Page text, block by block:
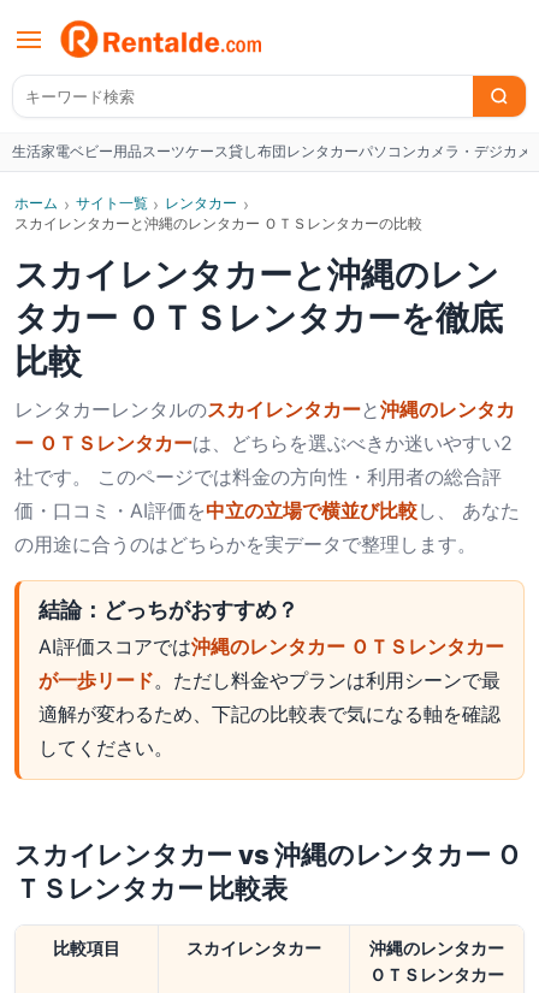
生活家電ベビー用品スーツケース貸し布団レンタカーパソコンカメラ・デジカメ
ホーム › サイト一覧 › レンタカー ›
スカイレンタカーと沖縄のレンタカー ＯＴＳレンタカーの比較
スカイレンタカーと沖縄のレン
タカー ＯＴＳレンタカーを徹底
比較
レンタカーレンタルのスカイレンタカーと沖縄のレンタカ
ー ＯＴＳレンタカーは、どちらを選ぶべきか迷いやすい2
社です。 このページでは料金の方向性・利用者の総合評
価・口コミ・AI評価を中立の立場で横並び比較し、 あなた
の用途に合うのはどちらかを実データで整理します。
結論：どっちがおすすめ？
AI評価スコアでは沖縄のレンタカー ＯＴＳレンタカー
が一歩リード。ただし料金やプランは利用シーンで最
適解が変わるため、下記の比較表で気になる軸を確認
してください。
スカイレンタカー vs沖縄のレンタカー Ｏ
ＴＳレンタカー 比較表
比較項目 スカイレンタカー
沖縄のレンタカー
ＯＴＳレンタカー